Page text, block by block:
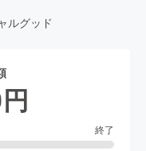
ルグッド
円
終了